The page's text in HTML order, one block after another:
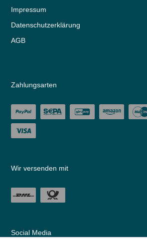
Impressum
Daten­schutz­erklärung
AGB
Zahlungsarten
Wir versenden mit
Social Media